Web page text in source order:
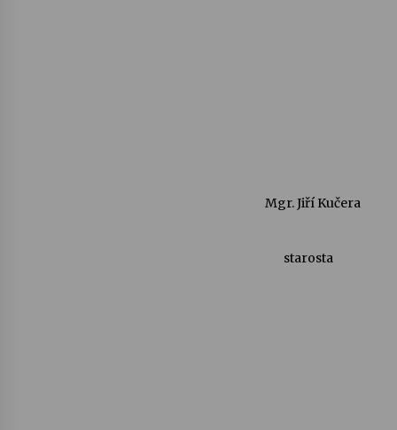
Mgr. Jiří Kučera
starosta